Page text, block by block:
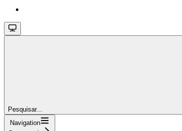
Pesquisar...
Navigation